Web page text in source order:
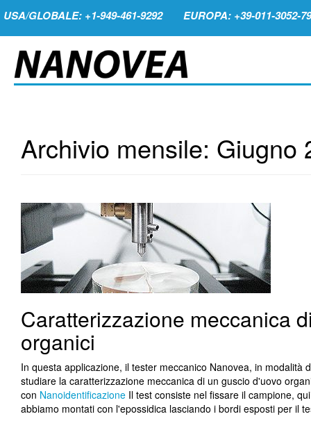
USA/GLOBALE: +1-949-461-9292 EUROPA: +39-011-3052-
Archivio mensile: Giugno
Caratterizzazione meccanica
organici
In questa applicazione, il tester meccanico Nanovea, in modalità
studiare la caratterizzazione meccanica di un guscio d'uovo
con NanoidentificazioneIl test consiste nel fissare il campione,
abbiamo montati con l'epossidica lasciando i bordi esposti per il